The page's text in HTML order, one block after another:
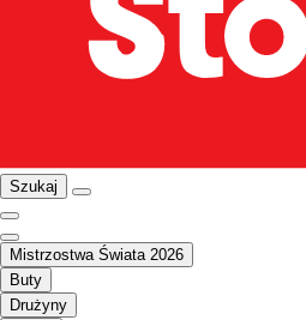
Szukaj
Mistrzostwa Świata 2026
Buty
Drużyny